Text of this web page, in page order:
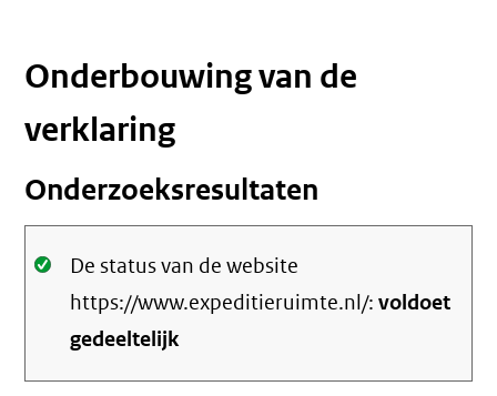
Onderbouwing van de
verklaring
Onderzoeksresultaten
Oké.
De status van de website
https://www.expeditieruimte.nl/:voldoet
gedeeltelijk